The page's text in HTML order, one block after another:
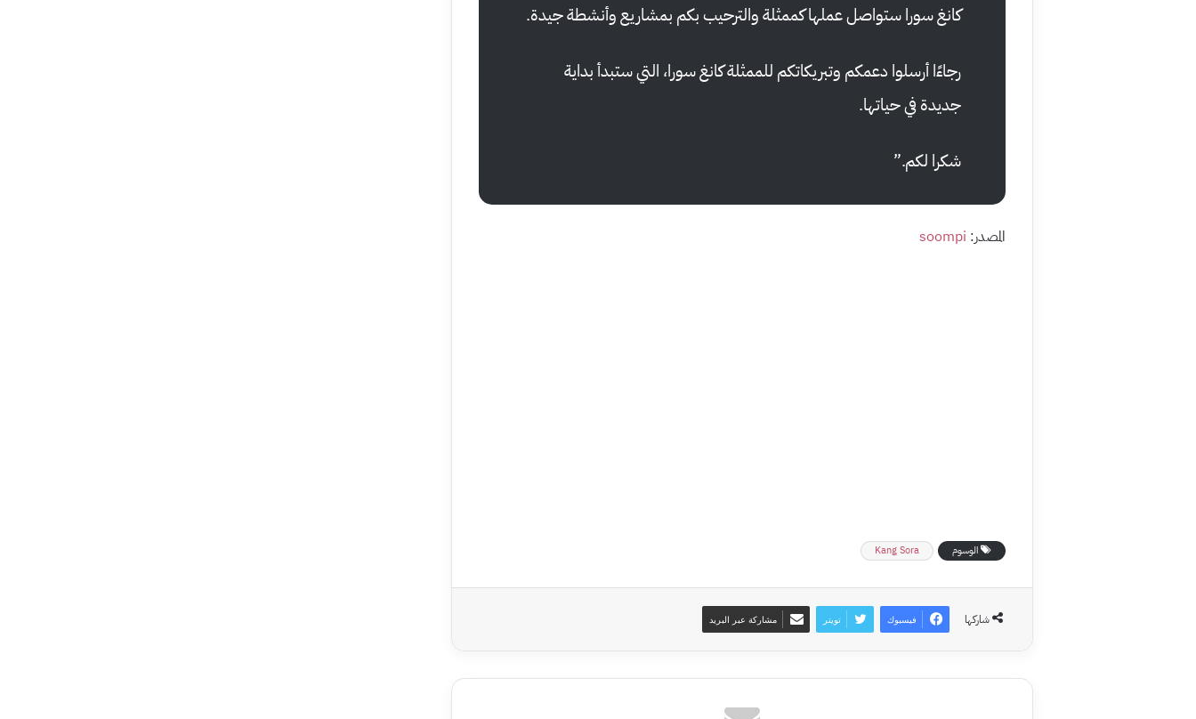
كانغ سورا ستواصل عملها كممثلة والترحيب بكم بمشاريع وأنشطة جيدة.
رجاءًا أرسلوا دعمكم وتبريكاتكم للممثلة كانغ سورا، التي ستبدأ بداية
جديدة في حياتها.
شكرا لكم.”
المصدر: soompi
الوسوم Kang Sora
شاركها فيسبوك تويتر مشاركة عبر البريد